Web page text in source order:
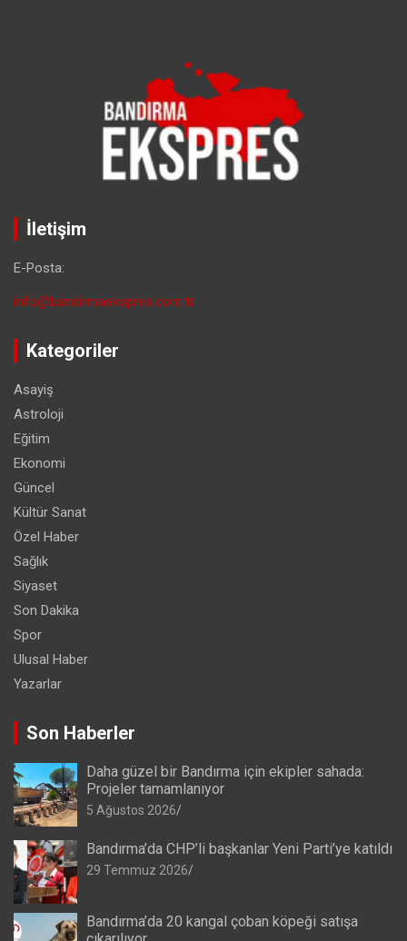
İletişim
E-Posta:
info@bandirmaekspres.com.tr
Kategoriler
Asayiş
Astroloji
Eğitim
Ekonomi
Güncel
Kültür Sanat
Özel Haber
Sağlık
Siyaset
Son Dakika
Spor
Ulusal Haber
Yazarlar
Son Haberler
Daha güzel bir Bandırma için ekipler sahada:
Projeler tamamlanıyor
5 Ağustos 2026
Bandırma’da CHP’li başkanlar Yeni Parti’ye katıldı
29 Temmuz 2026
Bandırma’da 20 kangal çoban köpeği satışa